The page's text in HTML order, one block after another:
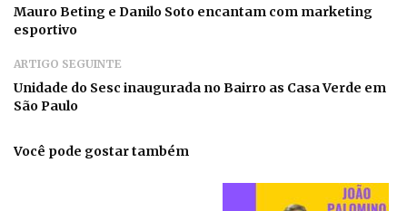
Mauro Beting e Danilo Soto encantam com marketing
esportivo
ARTIGO SEGUINTE
Unidade do Sesc inaugurada no Bairro as Casa Verde em
São Paulo
Você pode gostar também